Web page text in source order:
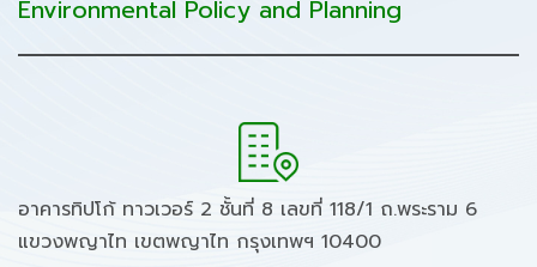
Environmental Policy and Planning
อาคารทิปโก้ ทาวเวอร์ 2 ชั้นที่ 8 เลขที่ 118/1 ถ.พระราม 6
แขวงพญาไท เขตพญาไท กรุงเทพฯ 10400